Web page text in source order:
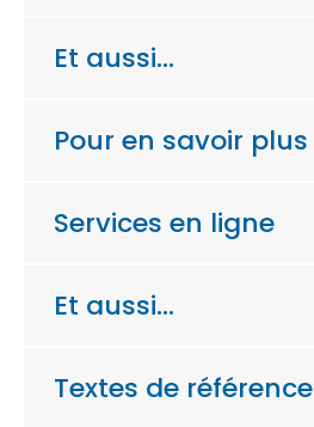
Et aussi…
Pour en savoir plus
Services en ligne
Et aussi…
Textes de référence